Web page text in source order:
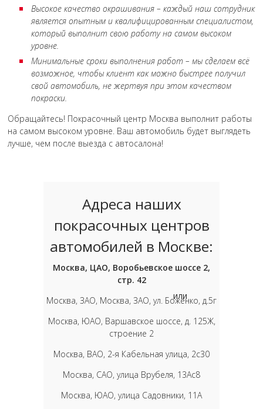
Высокое качество окрашивания – каждый наш сотрудник
является опытным и квалифицированным специалистом,
который выполнит свою работу на самом высоком
уровне.
Минимальные сроки выполнения работ – мы сделаем всё
возможное, чтобы клиент как можно быстрее получил
свой автомобиль, не жертвуя при этом качеством
покраски.
Обращайтесь! Покрасочный центр Москва выполнит работы
на самом высоком уровне. Ваш автомобиль будет выглядеть
лучше, чем после выезда с автосалона!
Адреса наших
покрасочных центров
автомобилей в Москве:
Москва, ЦАО, Воробьевское шоссе 2,
стр. 42
Москва, ЗАО, Москва, ЗАО, ул. Боженко, д.5г
Москва, ЮАО, Варшавское шоссе, д. 125Ж,
строение 2
Москва, ВАО, 2-я Кабельная улица, 2с30
Москва, САО, улица Врубеля, 13Ас8
Москва, ЮАО, улица Садовники, 11А
или